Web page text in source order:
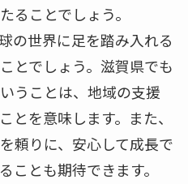
ることでしょう。
の世界に足を踏み入れる
とでしょう。滋賀県でも
うことは、地域の支援
とを意味します。また、
頼りに、安心して成長で
ことも期待できます。